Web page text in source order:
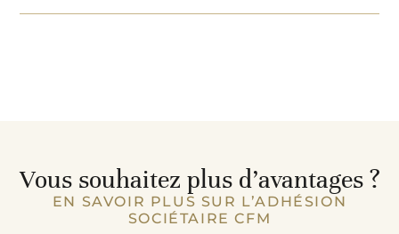
Vous souhaitez plus d’avantages ?
EN SAVOIR PLUS SUR L’ADHÉSION
SOCIÉTAIRE CFM